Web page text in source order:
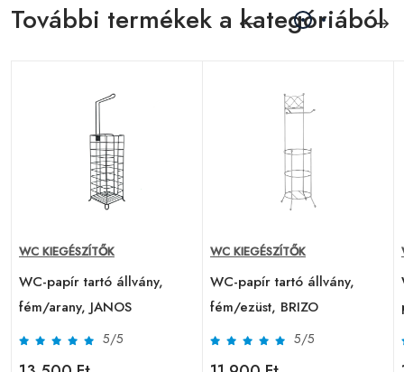
További termékek a kategóriából
WC KIEGÉSZÍTŐK
WC-papír tartó állvány,
fém/arany, JANOS
5/5
WC KIEGÉSZÍTŐK
WC-papír tartó állvány,
fém/ezüst, BRIZO
5/5